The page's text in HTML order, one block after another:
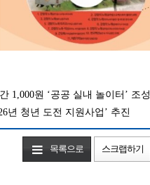
1,000원 ‘공공 실내 놀이터’ 조성
년 청년 도전 지원사업’ 추진
목록으로 스크랩하기